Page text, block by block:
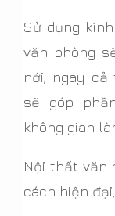
Sử dụng
văn phòng
nới, ngay cả
sẽ góp
không gian
Nội thất văn
cách hiện